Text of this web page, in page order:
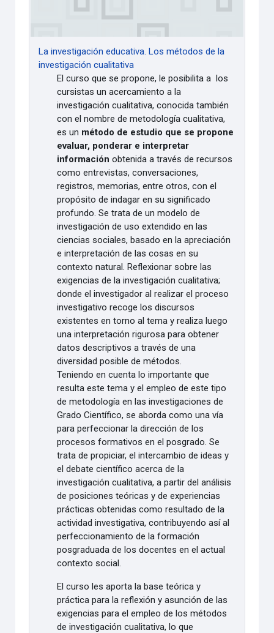
La investigación educativa. Los métodos de la
investigación cualitativa
El curso que se propone, le posibilita a los
cursistas un acercamiento a la
investigación cualitativa, conocida también
con el nombre de metodología cualitativa,
es un método de estudio que se propone
evaluar, ponderar e interpretar
información obtenida a través de recursos
como entrevistas, conversaciones,
registros, memorias, entre otros, con el
propósito de indagar en su significado
profundo. Se trata de un modelo de
investigación de uso extendido en las
ciencias sociales, basado en la apreciación
e interpretación de las cosas en su
contexto natural. Reflexionar sobre las
exigencias de la investigación cualitativa;
donde el investigador al realizar el proceso
investigativo recoge los discursos
existentes en torno al tema y realiza luego
una interpretación rigurosa para obtener
datos descriptivos a través de una
diversidad posible de métodos.
Teniendo en cuenta lo importante que
resulta este tema y el empleo de este tipo
de metodología en las investigaciones de
Grado Científico, se aborda como una vía
para perfeccionar la dirección de los
procesos formativos en el posgrado. Se
trata de propiciar, el intercambio de ideas y
el debate científico acerca de la
investigación cualitativa, a partir del análisis
de posiciones teóricas y de experiencias
prácticas obtenidas como resultado de la
actividad investigativa, contribuyendo así al
perfeccionamiento de la formación
posgraduada de los docentes en el actual
contexto social.
El curso les aporta la base teórica y
práctica para la reflexión y asunción de las
exigencias para el empleo de los métodos
de investigación cualitativa, lo que